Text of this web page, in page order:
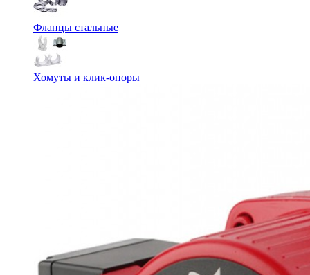
Фланцы стальные
Хомуты и клик-опоры